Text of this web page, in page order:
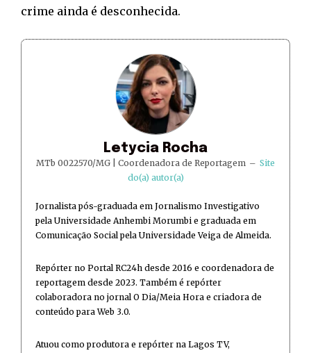
crime ainda é desconhecida.
Letycia Rocha
MTb 0022570/MG | Coordenadora de Reportagem – Site
do(a) autor(a)
Jornalista pós-graduada em Jornalismo Investigativo
pela Universidade Anhembi Morumbi e graduada em
Comunicação Social pela Universidade Veiga de Almeida.
Repórter no Portal RC24h desde 2016 e coordenadora de
reportagem desde 2023. Também é repórter
colaboradora no jornal O Dia/Meia Hora e criadora de
conteúdo para Web 3.0.
Atuou como produtora e repórter na Lagos TV,